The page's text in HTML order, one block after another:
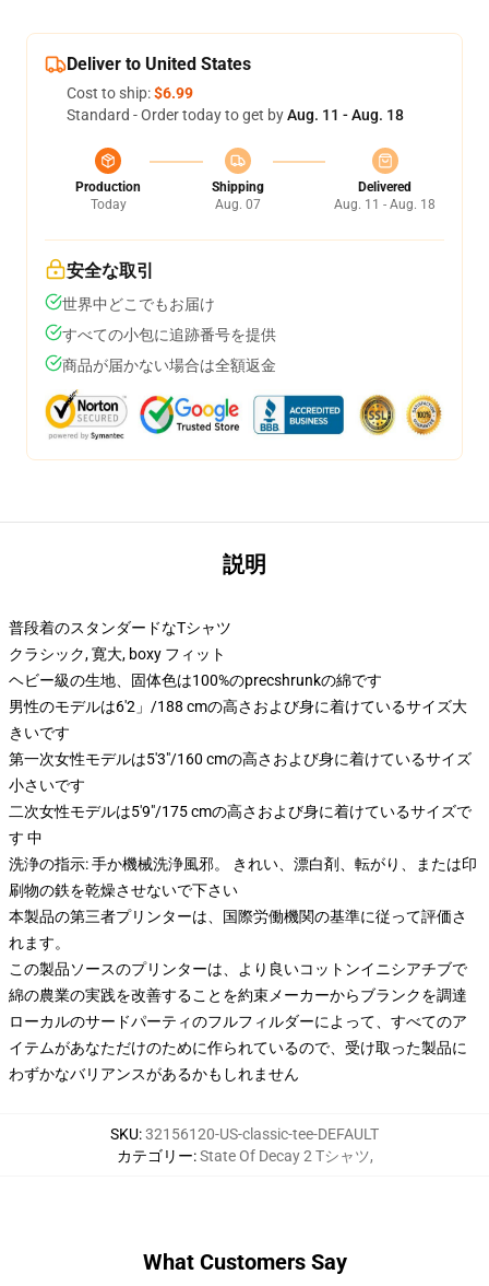
Deliver to United States
Cost to ship:$6.99
Standard - Order today to get byAug. 11 - Aug. 18
Production
Today
Shipping
Aug. 07
Delivered
Aug. 11 - Aug. 18
安全な取引
世界中どこでもお届け
すべての小包に追跡番号を提供
商品が届かない場合は全額返金
説明
普段着のスタンダードなTシャツ
クラシック, 寛大, boxy フィット
ヘビー級の生地、固体色は100%のprecshrunkの綿です
男性のモデルは6'2」/188 cmの高さおよび身に着けているサイズ大
きいです
第一次女性モデルは5'3"/160 cmの高さおよび身に着けているサイズ
小さいです
二次女性モデルは5'9"/175 cmの高さおよび身に着けているサイズで
す 中
洗浄の指示: 手か機械洗浄風邪。 きれい、漂白剤、転がり、または印
刷物の鉄を乾燥させないで下さい
本製品の第三者プリンターは、国際労働機関の基準に従って評価さ
れます。
この製品ソースのプリンターは、より良いコットンイニシアチブで
綿の農業の実践を改善することを約束メーカーからブランクを調達
ローカルのサードパーティのフルフィルダーによって、すべてのア
イテムがあなただけのために作られているので、受け取った製品に
わずかなバリアンスがあるかもしれません
SKU:32156120-US-classic-tee-DEFAULT
カテゴリー:State Of Decay 2 Tシャツ,
What Customers Say